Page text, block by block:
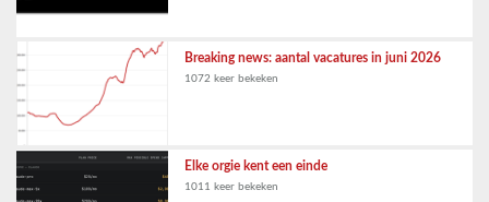
Breaking news: aantal vacatures in juni 2026
1072 keer bekeken
Elke orgie kent een einde
1011 keer bekeken